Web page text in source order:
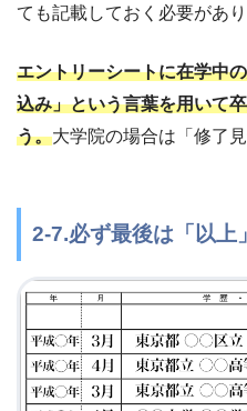
ても記載しておく必要があり
エントリーシートに在学中
込み」という言葉を用いて
う。大学院の場合は「修了
2-7.必ず最後は「以上